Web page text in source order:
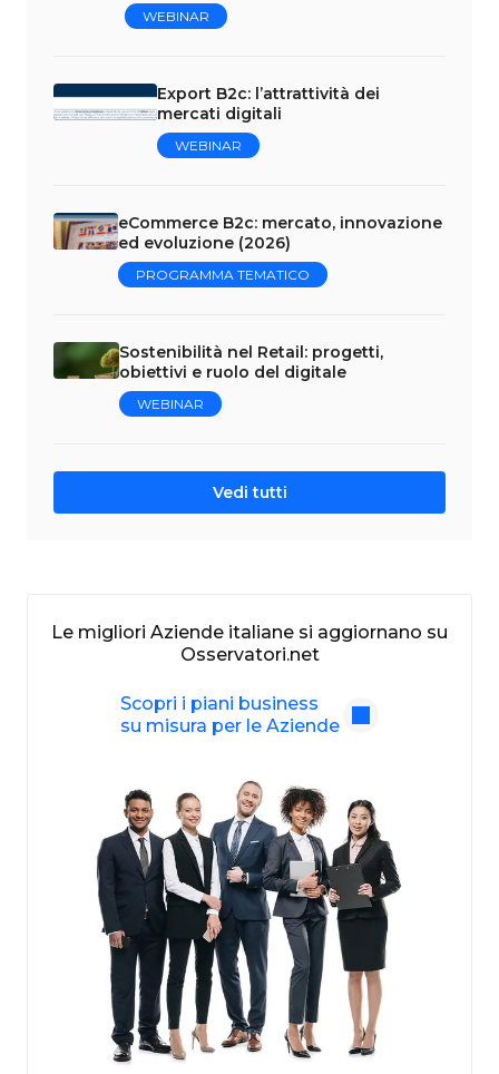
WEBINAR
Export B2c: l’attrattività dei
mercati digitali
WEBINAR
eCommerce B2c: mercato, innovazione
ed evoluzione (2026)
PROGRAMMA TEMATICO
Sostenibilità nel Retail: progetti,
obiettivi e ruolo del digitale
WEBINAR
Vedi tutti
Le migliori Aziende italiane si aggiornano su
Osservatori.net
Scopri i piani business
su misura per le Aziende